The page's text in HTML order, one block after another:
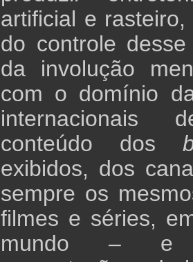
artificial e
do controle
da involução
com o domínio
internacionais
conteúdo dos
exibidos, dos
sempre os
filmes e séries,
mundo – e